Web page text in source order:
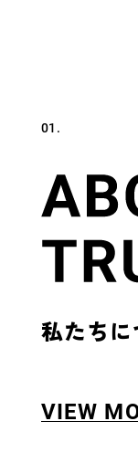
01.
私たち
VIEW